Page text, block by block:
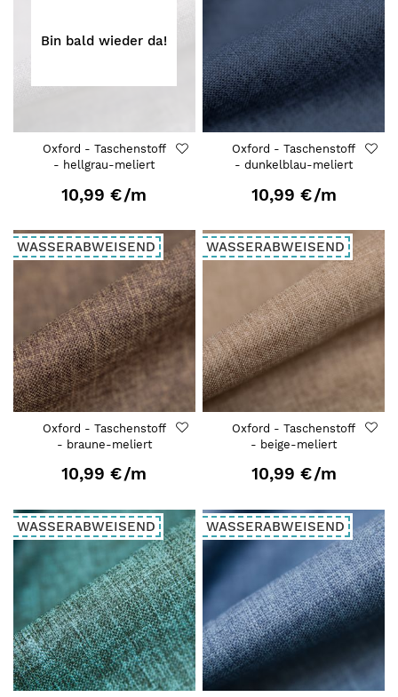
Bin bald wieder da!
Oxford - Taschenstoff
- hellgrau-meliert
10,99 €/m
Oxford - Taschenstoff
- dunkelblau-meliert
10,99 €/m
WASSERABWEISEND
Oxford - Taschenstoff
- braune-meliert
10,99 €/m
WASSERABWEISEND
Oxford - Taschenstoff
- beige-meliert
10,99 €/m
WASSERABWEISEND WASSERABWEISEND